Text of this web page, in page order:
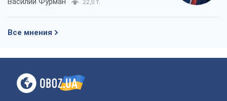
22,0 т.
Все мнения